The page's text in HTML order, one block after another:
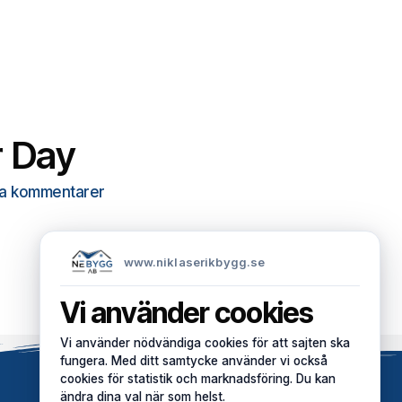
Day
kommentarer
www.niklaserikbygg.se
Vi använder cookies
Vi använder nödvändiga cookies för att sajten ska
fungera. Med ditt samtycke använder vi också
cookies för statistik och marknadsföring. Du kan
ändra dina val när som helst.